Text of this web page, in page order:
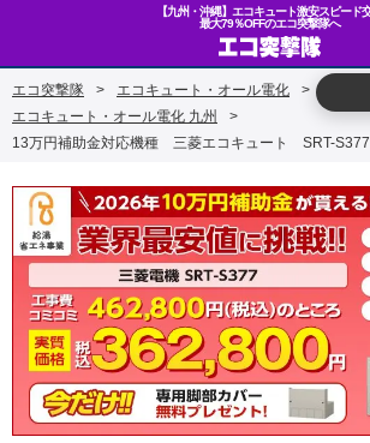
【九州・沖縄】エコキュート激安スピード
最大79％OFFのエコ突撃隊へ
エコ突撃隊 > エコキュート・オール電化
>
エコキュート・オール電化 九州
>
13万円補助金対応機種 三菱エコキュート SRT-S377